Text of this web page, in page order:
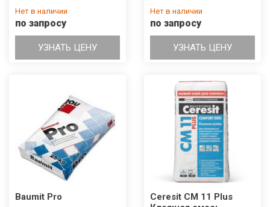
Нет в наличии
по запросу
УЗНАТЬ ЦЕНУ
Нет в наличии
по запросу
УЗНАТЬ ЦЕНУ
Baumit Pro
Ceresit CM 11 Plus